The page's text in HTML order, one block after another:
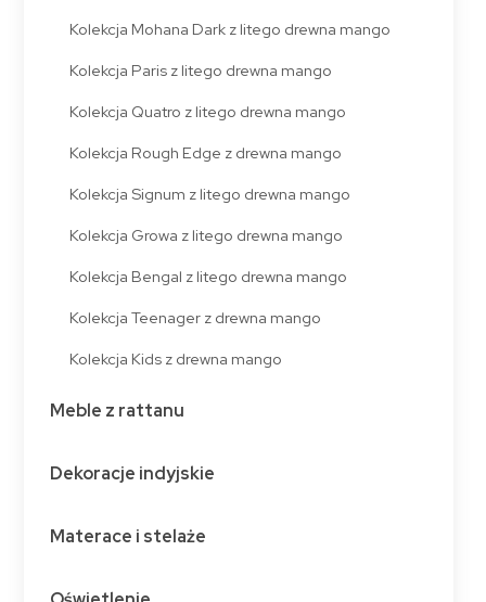
Kolekcja Mohana Dark z litego drewna mango
Kolekcja Paris z litego drewna mango
Kolekcja Quatro z litego drewna mango
Kolekcja Rough Edge z drewna mango
Kolekcja Signum z litego drewna mango
Kolekcja Growa z litego drewna mango
Kolekcja Bengal z litego drewna mango
Kolekcja Teenager z drewna mango
Kolekcja Kids z drewna mango
Meble z rattanu
Dekoracje indyjskie
Materace i stelaże